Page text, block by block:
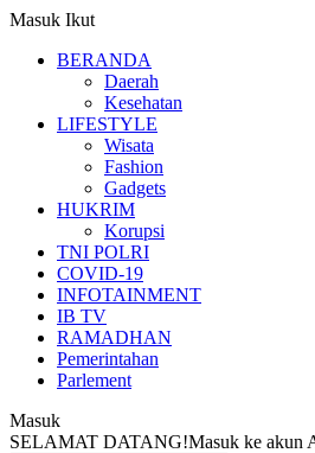
Masuk Ikut
BERANDA
Daerah
Kesehatan
LIFESTYLE
Wisata
Fashion
Gadgets
HUKRIM
Korupsi
TNI POLRI
COVID-19
INFOTAINMENT
IB TV
RAMADHAN
Pemerintahan
Parlement
Masuk
SELAMAT DATANG!Masuk ke akun